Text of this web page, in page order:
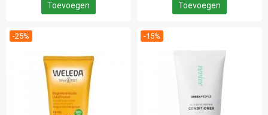
Toevoegen Toevoegen
-25% -15%